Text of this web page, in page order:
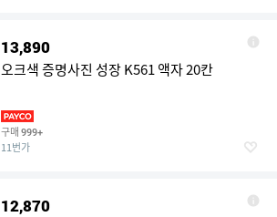
13,890
오크색 증명사진 성장 K561 액자 20칸
구매 999+
11번가
12,870